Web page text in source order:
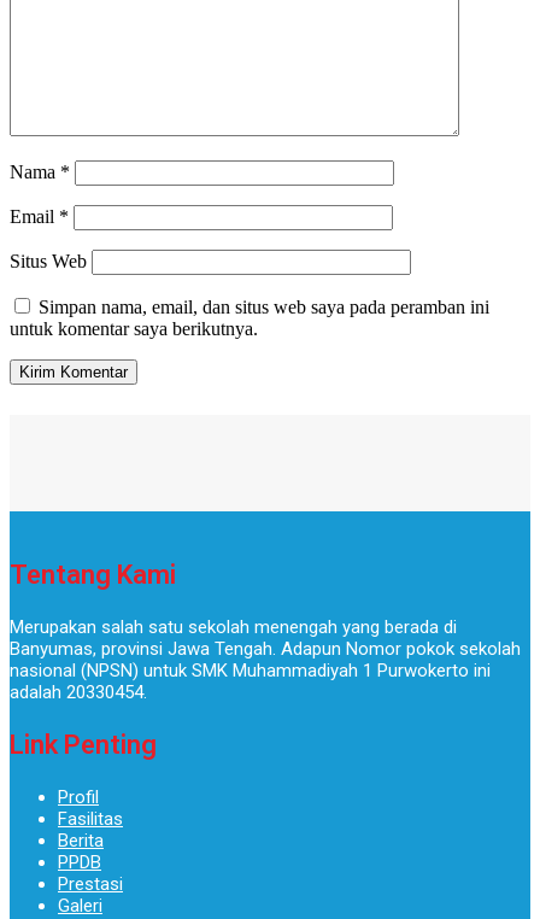
Nama *
Email *
Situs Web
Simpan nama, email, dan situs web saya pada peramban ini
untuk komentar saya berikutnya.
Tentang Kami
Merupakan salah satu sekolah menengah yang berada di
Banyumas, provinsi Jawa Tengah. Adapun Nomor pokok sekolah
nasional (NPSN) untuk SMK Muhammadiyah 1 Purwokerto ini
adalah 20330454.
Link Penting
Profil
Fasilitas
Berita
PPDB
Prestasi
Galeri